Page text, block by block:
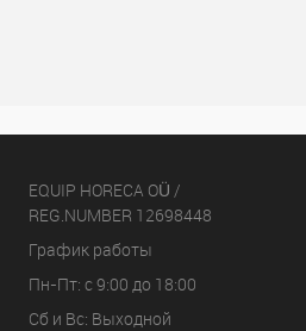
EQUIP HORECA OÜ /
REG.NUMBER 12698448
График работы
Пн-Пт: с 9:00 до 18:00
Сб и Вс: Выходной